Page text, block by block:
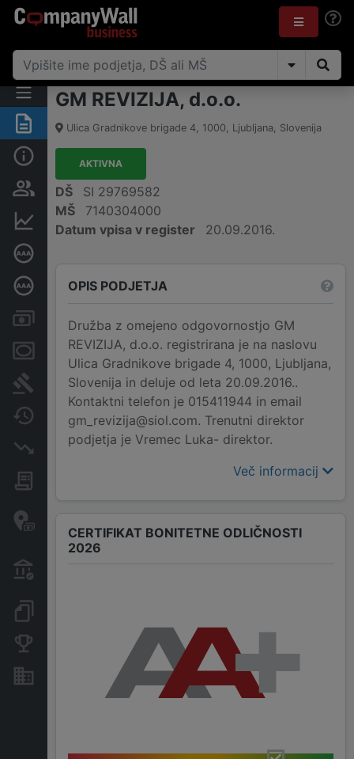
Povzetek
Odgovorne osebe in lastništvo
Poglobljena bonitetna ocena
Računi in blokade
Zastavne pravice
Sodni postopki
Spremembe
Insolvenčni postopki
Davčne oaze in sumljive
transakcije
Transakcije iz državnega
Konkurenčna podjetja
Nepremičnine in sredstva
GM REVIZIJA, d.o.o.
Ulica Gradnikove brigade 4, 1000, Ljubljana, Slovenija
AKTIVNA
DŠ
SI 29769582
MŠ
7140304000
Datum vpisa v register
20.09.2016.
OPIS PODJETJA
Družba z omejeno odgovornostjo GM
REVIZIJA, d.o.o. registrirana je na naslovu
Ulica Gradnikove brigade 4, 1000, Ljubljana,
Slovenija in deluje od leta 20.09.2016..
Kontaktni telefon je 015411944 in email
gm_revizija@siol.com. Trenutni direktor
podjetja je Vremec Luka- direktor.
Več informacij
CERTIFIKAT BONITETNE ODLIČNOSTI
2026